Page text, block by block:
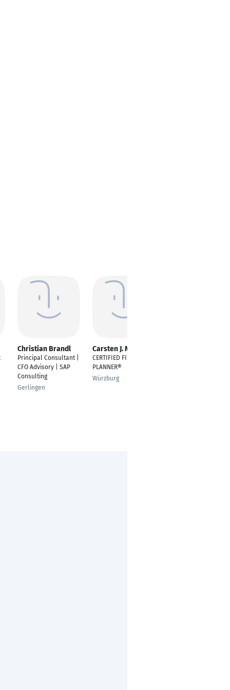
Christian Brandl
Principal Consultant |
CFO Advisory | SAP
Consulting
Gerlingen
Carsten J. Müller
CERTIFIED FINANCIAL
PLANNER®
Würzburg